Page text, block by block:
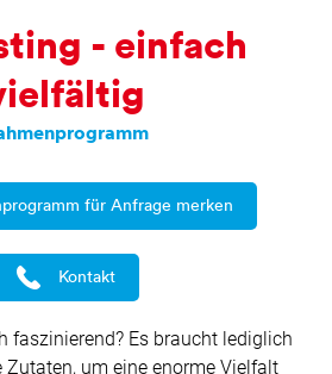
- einfach
für Anfrage merken
Kontakt
faszinierend? Es braucht lediglich
Zutaten, um eine enorme Vielfalt